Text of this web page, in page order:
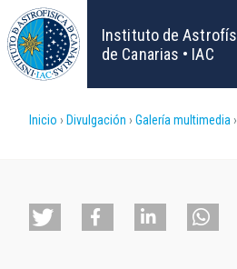
Pasar
al
contenido
principal
Instituto de
de Canarias • IAC
Sobrescribir
de
Inicio Divulgación Galería multimedia